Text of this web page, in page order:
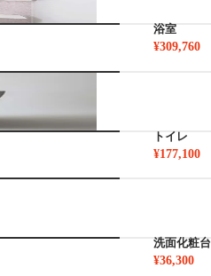
浴室
¥309,760
トイレ
¥177,100
洗面化粧台
¥36,300